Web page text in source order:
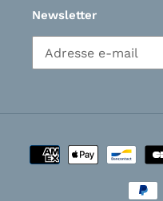
Newsletter